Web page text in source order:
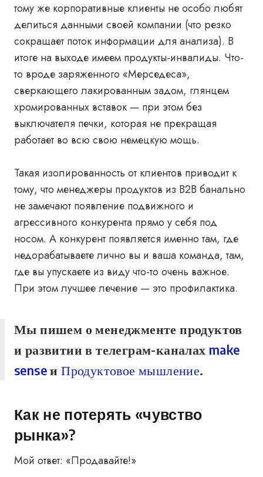
тому же корпоративные клиенты не особо любят
делиться данными своей компании (что резко
сокращает поток информации для анализа). В
итоге на выходе имеем продукты-инвалиды. Что-
то вроде заряженного «Мерседеса»,
сверкающего лакированным задом, глянцем
хромированных вставок — при этом без
выключателя печки, которая не прекращая
работает во всю свою немецкую мощь.
Такая изолированность от клиентов приводит к
тому, что менеджеры продуктов из B2B банально
не замечают появление подвижного и
агрессивного конкурента прямо у себя под
носом. А конкурент появляется именно там, где
недорабатываете лично вы и ваша команда, там,
где вы упускаете из виду что-то очень важное.
При этом лучшее лечение — это профилактика.
Мы пишем о менеджменте продуктов
и развитии в телеграм-каналах make
senseиПродуктовое мышление.
Как не потерять «чувство
рынка»?
Мой ответ: «Продавайте!»